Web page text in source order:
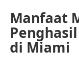
Manfaat
di Miami